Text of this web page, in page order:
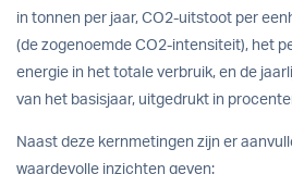
in tonnen per jaar, CO2-uitstoot per
(de zogenoemde CO2-intensiteit), het
energie in het totale verbruik, en de
van het basisjaar, uitgedrukt in
Naast deze kernmetingen zijn er
waardevolle inzichten geven: